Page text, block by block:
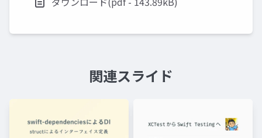
関連スライド